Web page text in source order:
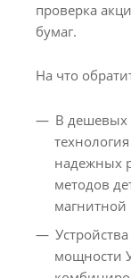
проверка
бумаг.
На что
В дешевых
надежных
методов
магнитной
мощности